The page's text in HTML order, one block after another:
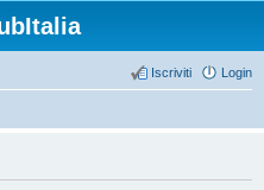
Login
Iscriviti